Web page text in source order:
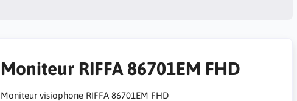
Moniteur RIFFA 86701EM FHD
Moniteur visiophone RIFFA 86701EM FHD